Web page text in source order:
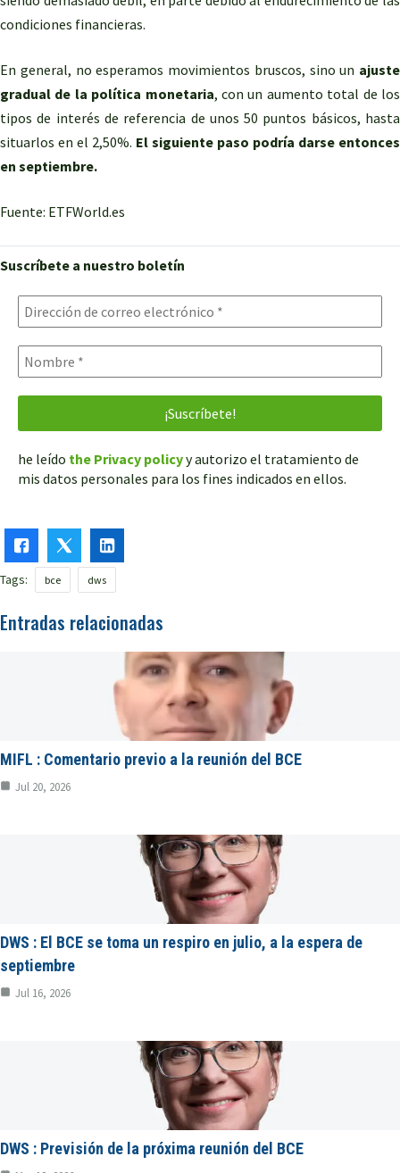
condiciones financieras.
En general, no esperamos movimientos bruscos, sino un ajuste
gradual de la política monetaria, con un aumento total de los
tipos de interés de referencia de unos 50 puntos básicos, hasta
situarlos en el 2,50%. El siguiente paso podría darse entonces
en septiembre.
Fuente: ETFWorld.es
Suscríbete a nuestro boletín
he leído the Privacy policyy autorizo el tratamiento de
mis datos personales para los fines indicados en ellos.
Tags: bce dws
Entradas relacionadas
MIFL : Comentario previo a la reunión del BCE
Jul 20, 2026
DWS : El BCE se toma un respiro en julio, a la espera de
septiembre
Jul 16, 2026
DWS : Previsión de la próxima reunión del BCE